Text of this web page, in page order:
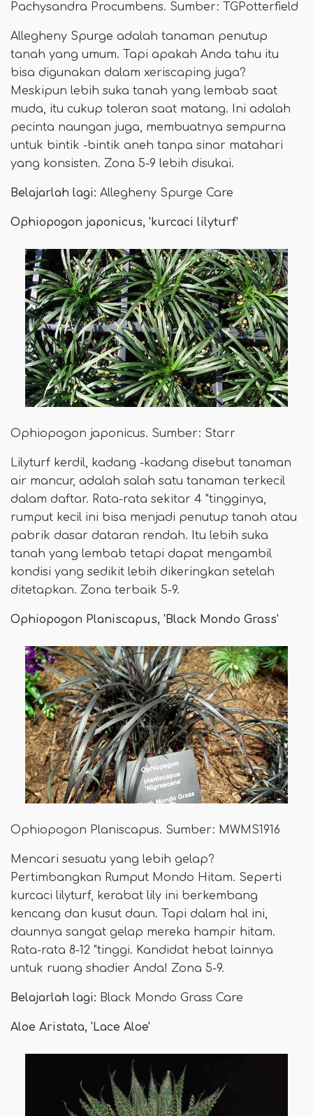
Pachysandra Procumbens. Sumber: TGPotterfield
Allegheny Spurge adalah tanaman penutup
tanah yang umum. Tapi apakah Anda tahu itu
bisa digunakan dalam xeriscaping juga?
Meskipun lebih suka tanah yang lembab saat
muda, itu cukup toleran saat matang. Ini adalah
pecinta naungan juga, membuatnya sempurna
untuk bintik -bintik aneh tanpa sinar matahari
yang konsisten. Zona 5-9 lebih disukai.
Belajarlah lagi: Allegheny Spurge Care
Ophiopogon japonicus, 'kurcaci lilyturf'
Ophiopogon japonicus. Sumber: Starr
Lilyturf kerdil, kadang -kadang disebut tanaman
air mancur, adalah salah satu tanaman terkecil
dalam daftar. Rata-rata sekitar 4 "tingginya,
rumput kecil ini bisa menjadi penutup tanah atau
pabrik dasar dataran rendah. Itu lebih suka
tanah yang lembab tetapi dapat mengambil
kondisi yang sedikit lebih dikeringkan setelah
ditetapkan. Zona terbaik 5-9.
Ophiopogon Planiscapus, 'Black Mondo Grass'
Ophiopogon Planiscapus. Sumber: MWMS1916
Mencari sesuatu yang lebih gelap?
Pertimbangkan Rumput Mondo Hitam. Seperti
kurcaci lilyturf, kerabat lily ini berkembang
kencang dan kusut daun. Tapi dalam hal ini,
daunnya sangat gelap mereka hampir hitam.
Rata-rata 8-12 "tinggi. Kandidat hebat lainnya
untuk ruang shadier Anda! Zona 5-9.
Belajarlah lagi: Black Mondo Grass Care
Aloe Aristata, 'Lace Aloe'